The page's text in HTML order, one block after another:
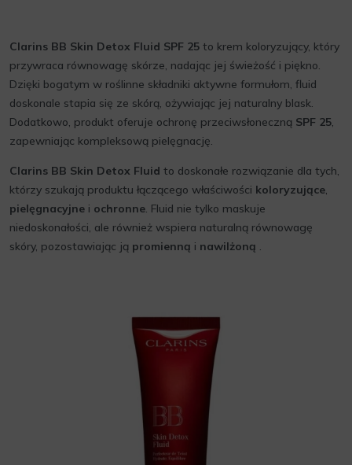
Clarins BB Skin Detox Fluid SPF 25 to krem koloryzujący, który
przywraca równowagę skórze, nadając jej świeżość i piękno.
Dzięki bogatym w roślinne składniki aktywne formułom, fluid
doskonale stapia się ze skórą, ożywiając jej naturalny blask.
Dodatkowo, produkt oferuje ochronę przeciwsłoneczną SPF 25,
zapewniając kompleksową pielęgnację.
Clarins BB Skin Detox Fluid to doskonałe rozwiązanie dla tych,
którzy szukają produktu łączącego właściwości koloryzujące,
pielęgnacyjne i ochronne. Fluid nie tylko maskuje
niedoskonałości, ale również wspiera naturalną równowagę
skóry, pozostawiając ją promienną i nawilżoną .